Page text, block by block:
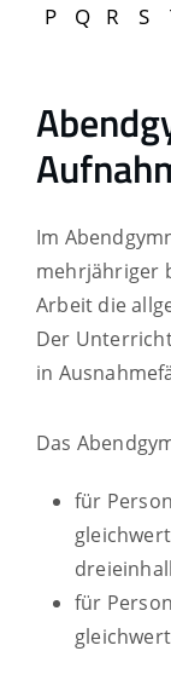
P
Q R S
Im
mehrjähriger
Arbeit die
Der
in
Das
für
für